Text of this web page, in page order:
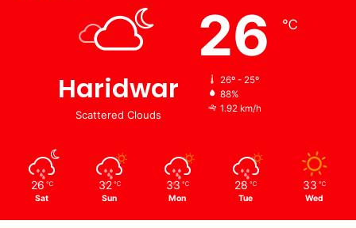
Haridwar
Scattered Clouds
26 ℃
26º - 25º
88%
1.92 km/h
26 ℃
Sat
32 ℃
Sun
33 ℃
Mon
28 ℃
Tue
33 ℃
Wed